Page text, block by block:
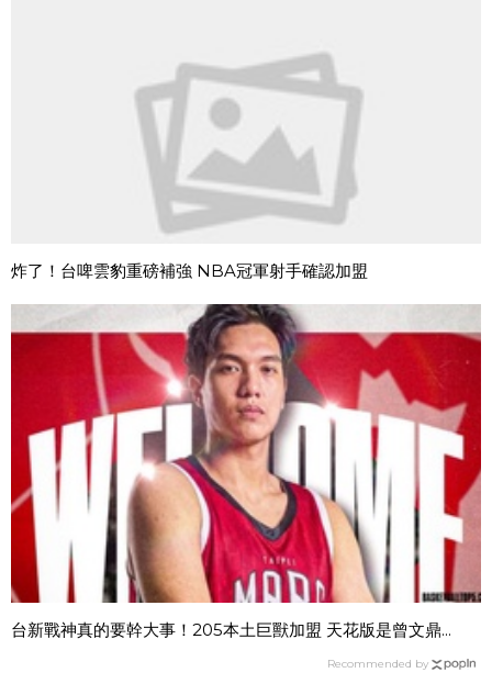
炸了！台啤雲豹重磅補強 NBA冠軍射手確認加盟
台新戰神真的要幹大事！205本土巨獸加盟 天花版是曾文鼎...
Recommended by